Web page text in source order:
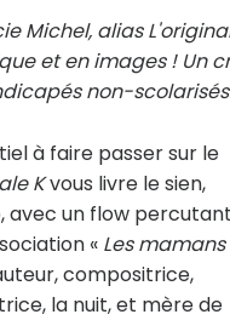
Michel, alias
et en images ! Un
non-
à faire passer sur le
Kvous livre le sien,
avec un flow percutant
« Les mamans
compositrice,
la nuit, et mère de